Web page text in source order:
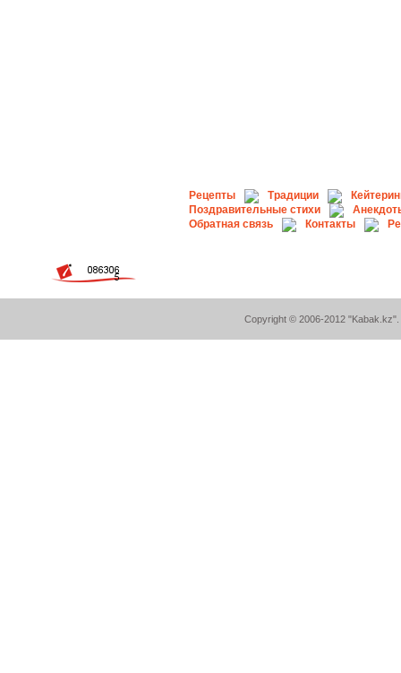
Рецепты Традиции
Поздравительные стихи
Обратная связь
Контакты
Copyright © 2006-2012 "Kabak.kz".